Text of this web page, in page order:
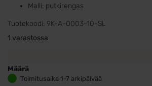
Malli: putkirengas
Tuotekoodi: 9K-A-0003-10-SL
1 varastossa
Määrä
9K
Toimitusaika 1-7 arkipäivää